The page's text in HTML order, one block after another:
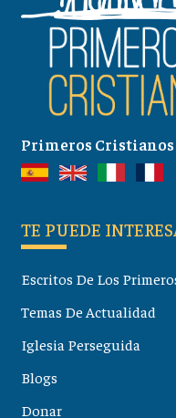
Primeros
TE PUEDE
Escritos De Los
Temas De Actualidad
Iglesia Perseguida
Blogs
Donar